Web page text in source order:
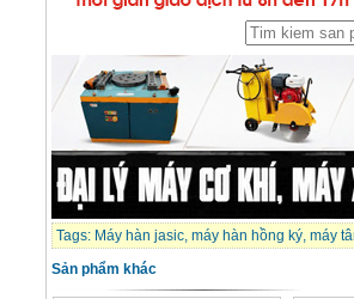
Tags: Máy hàn jasic, máy hàn hồng ký, máy
Sản phẩm khác